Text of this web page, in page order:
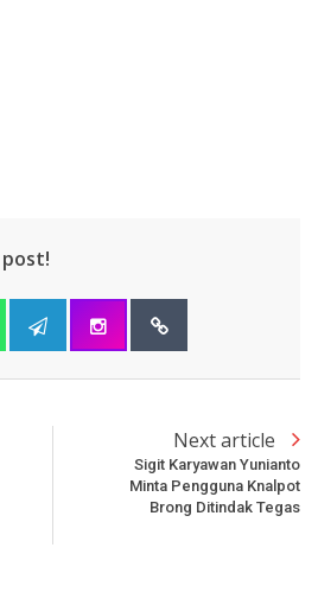
Next article
Sigit Karyawan Yunianto
Minta Pengguna Knalpot
Brong Ditindak Tegas